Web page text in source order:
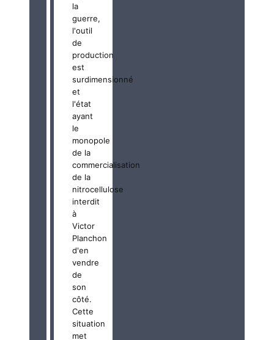
la
guerre,
l'outil
de
production
est
surdimensionné
et
l'état
ayant
le
monopole
de la
commercialisation
de la
nitrocellulose
interdit
à
Victor
Planchon
d'en
vendre
de
son
côté.
Cette
situation
met